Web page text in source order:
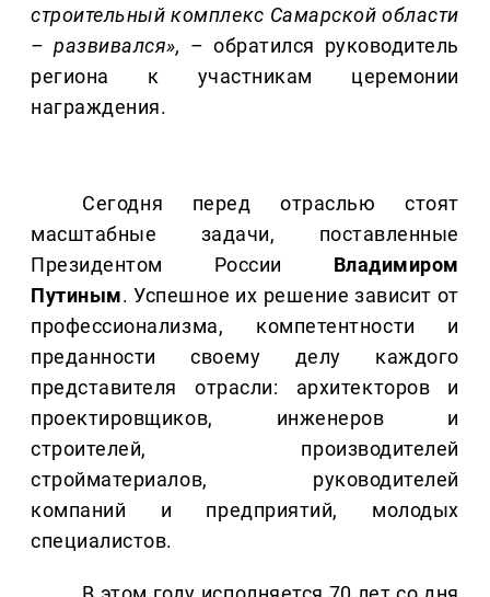
строительный комплекс Самарской области
– развивался», – обратился руководитель
региона к участникам церемонии
награждения.
Сегодня перед отраслью стоят
масштабные задачи, поставленные
Президентом России Владимиром
Путиным. Успешное их решение зависит от
профессионализма, компетентности и
преданности своему делу каждого
представителя отрасли: архитекторов и
проектировщиков, инженеров и
строителей, производителей
стройматериалов, руководителей
компаний и предприятий, молодых
специалистов.